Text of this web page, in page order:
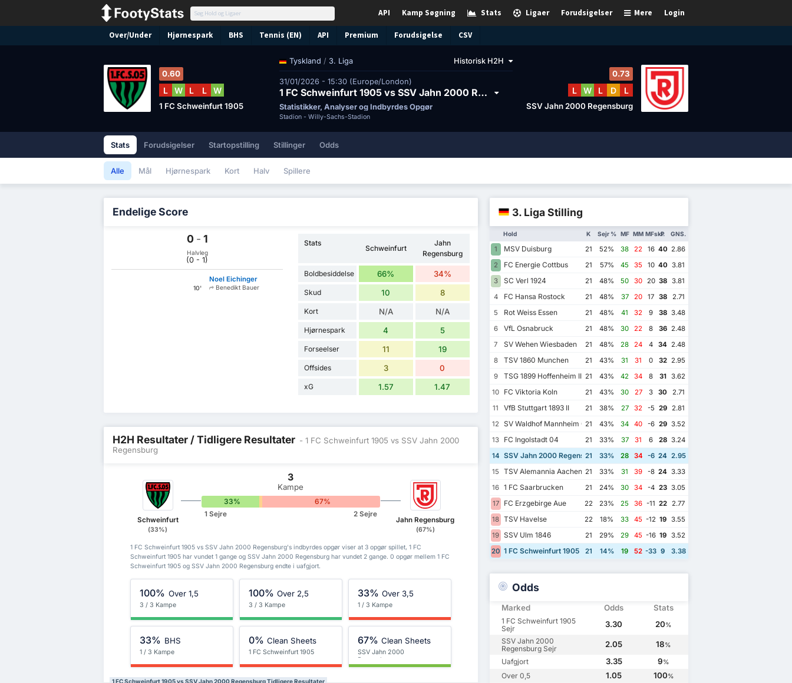
Login
Mere
Forudsigelser
Ligaer
Stats
Kamp Søgning
API
Over/Under Hjørnespark BHS Tennis (EN) API Premium Forudsigelse CSV
Tyskland / 3. Liga Historisk H2H
31/01/2026 - 15:30 (Europe/London)
1 FC Schweinfurt 1905 vs SSV Jahn 2000 Regensburg
Statistikker, Analyser og Indbyrdes Opgør
Stadion - Willy-Sachs-Stadion
0.60
L W L L W
1 FC Schweinfurt 1905
0.73
L W L D L
SSV Jahn 2000 Regensburg
Stats Forudsigelser Startopstilling Stillinger Odds
Alle Mål Hjørnespark Kort Halv Spillere
Endelige Score
0 - 1
Halvleg
(0 - 1)
10'
Noel Eichinger
Benedikt Bauer
Stats
Schweinfurt
Jahn
Regensburg
Boldbesiddelse 66% 34%
Skud 10 8
Kort N/A N/A
Hjørnespark 4 5
Forseelser 11 19
Offsides 3 0
xG 1.57 1.47
H2H Resultater / Tidligere Resultater - 1 FC Schweinfurt 1905 vs SSV Jahn 2000
Regensburg
Schweinfurt
(33%)
3
Kampe
33% 67%
1 Sejre 2 Sejre
Jahn Regensburg
(67%)
1 FC Schweinfurt 1905 vs SSV Jahn 2000 Regensburg's indbyrdes opgør viser at 3 opgør spillet, 1 FC
Schweinfurt 1905 har vundet 1 gange og SSV Jahn 2000 Regensburg har vundet 2 gange. 0 opgør mellem 1 FC
Schweinfurt 1905 og SSV Jahn 2000 Regensburg endte i uafgjort.
100% Over 1,5
3 / 3 Kampe
100% Over 2,5
3 / 3 Kampe
33% Over 3,5
1 / 3 Kampe
33% BHS
1 / 3 Kampe
0% Clean Sheets
1 FC Schweinfurt 1905
67% Clean Sheets
SSV Jahn 2000
Regensburg
1 FC Schweinfurt 1905 vs SSV Jahn 2000 Regensburg Tidligere Resultater
3. Liga Stilling
Hold K Sejr % MF MM MFskl.
P GNS.
1 MSV Duisburg 21 52% 38 22 16 40 2.86
2
FC Energie Cottbus 21 57% 45 35 10 40 3.81
3
SC Verl 1924 21 48% 50 30 20 38
3.81
4
FC Hansa Rostock 21 48% 37 20 17 38
2.71
5
Rot Weiss Essen 21 48% 41 32 9 38 3.48
6
VfL Osnabruck 21 48% 30 22 8 36 2.48
7
SV Wehen Wiesbaden 21 48% 28 24 4 34 2.48
8
TSV 1860 Munchen 21 43% 31 31 0 32 2.95
9
TSG 1899 Hoffenheim II 21 43% 42 34 8 31
3.62
10
FC Viktoria Koln 21 43% 30 27 3 30
2.71
11
VfB Stuttgart 1893 II 21 38% 27 32 -5 29
2.81
12
SV Waldhof Mannheim 07
21 43% 34 40 -6 29 3.52
13
FC Ingolstadt 04 21 33% 37 31 6 28 3.24
14 SSV Jahn 2000 Regensburg
21 33% 28 34 -6 24 2.95
15
TSV Alemannia Aachen 21 33% 31 39 -8 24 3.33
16 1 FC Saarbrucken 21 24% 30 34 -4 23 3.05
17
FC Erzgebirge Aue 22 23% 25 36 -11 22
2.77
18 TSV Havelse 22 18% 33 45 -12 19
3.55
19 SSV Ulm 1846 21 29% 29 45 -16 19
3.52
20 1 FC Schweinfurt 1905 21 14% 19 52 -33 9 3.38
Odds
Marked Odds Stats
1 FC Schweinfurt 1905
Sejr
3.30 20%
SSV Jahn 2000
Regensburg Sejr
2.05 18%
Uafgjort 3.35 9%
Over 0,5 1.05 100%